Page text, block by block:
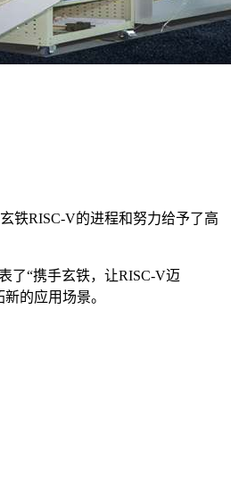
铁RISC-V的进程和努力给予了高
了“携手玄铁，让RISC-V迈
的应用场景。